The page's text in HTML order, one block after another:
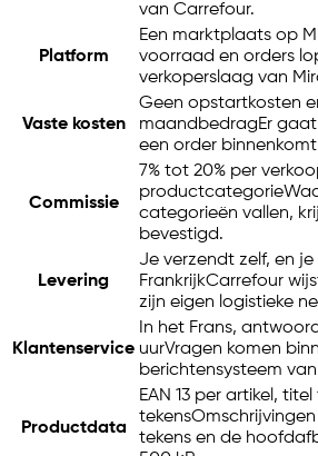
van Carrefour.
Platform
Een marktplaats op
voorraad en orders
verkoperslaag van
Vaste kosten
Geen opstartkosten
maandbedragEr
een order
Commissie
7% tot 20% per
productcategorie
categorieën vallen,
bevestigd.
Levering
Je verzendt zelf, en
FrankrijkCarrefour
zijn eigen logistieke
Klantenservice
In het Frans,
uurVragen komen
berichtensysteem
Productdata
EAN 13 per artikel,
tekens
tekens en de